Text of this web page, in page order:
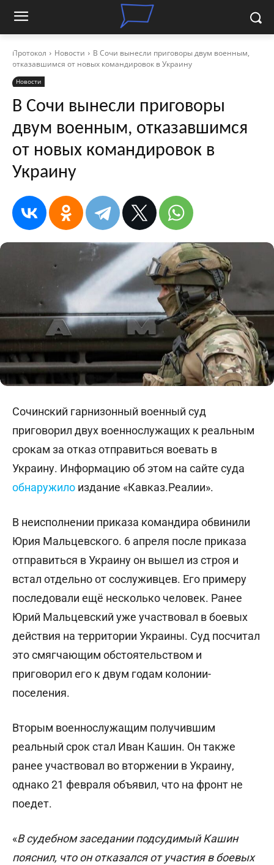
Протокол Новости
В Сочи вынесли приговоры двум военным,
отказавшимся от новых командировок в Украину
Новости
В Сочи вынесли приговоры
двум военным, отказавшимся
от новых командировок в
Украину
Сочинский гарнизонный военный суд
приговорил двух военнослужащих к реальным
срокам за отказ отправиться воевать в
Украину. Информацию об этом на сайте суда
обнаружило издание «Кавказ.Реалии».
В неисполнении приказа командира обвинили
Юрия Мальцевского. 6 апреля после приказа
отправиться в Украину он вышел из строя и
встал отдельно от сослуживцев. Его примеру
последовали ещё несколько человек. Ранее
Юрий Мальцевский уже участвовал в боевых
действия на территории Украины. Суд посчитал
это смягчающим обстоятельством и
приговорил его к двум годам колонии-
поселения.
Вторым военнослужащим получившим
реальный срок стал Иван Кашин. Он также
ранее участвовал во вторжении в Украину,
однако 21 февраля объявил, что на фронт не
поедет.
«В судебном заседании подсудимый Кашин
пояснил, что он отказался от участия в боевых